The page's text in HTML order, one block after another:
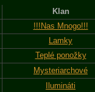
Klan
!!!Nas Mnogo!!!
Lamky
Teplé ponožky
Mysteriarchové
Ilumináti